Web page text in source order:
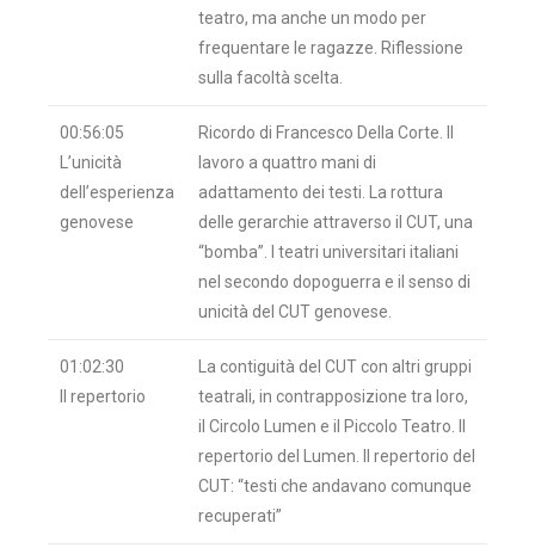
teatro, ma anche un modo per
frequentare le ragazze. Riflessione
sulla facoltà scelta.
00:56:05
L’unicità
dell’esperienza
genovese
Ricordo di Francesco Della Corte. Il
lavoro a quattro mani di
adattamento dei testi. La rottura
delle gerarchie attraverso il CUT, una
“bomba”. I teatri universitari italiani
nel secondo dopoguerra e il senso di
unicità del CUT genovese.
01:02:30
Il repertorio
La contiguità del CUT con altri gruppi
teatrali, in contrapposizione tra loro,
il Circolo Lumen e il Piccolo Teatro. Il
repertorio del Lumen. Il repertorio del
CUT: “testi che andavano comunque
recuperati”